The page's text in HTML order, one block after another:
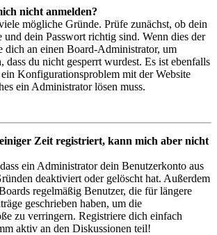
nicht anmelden?
mögliche Gründe. Prüfe zunächst, ob dein
und dein Passwort richtig sind. Wenn dies der
dich an einen Board-Administrator, um
dass du nicht gesperrt wurdest. Es ist ebenfalls
Konfigurationsproblem mit der Website
ein Administrator lösen muss.
Zeit registriert, kann mich aber nicht
ein Administrator dein Benutzerkonto aus
deaktiviert oder gelöscht hat. Außerdem
regelmäßig Benutzer, die für längere
geschrieben haben, um die
zu verringern. Registriere dich einfach
aktiv an den Diskussionen teil!